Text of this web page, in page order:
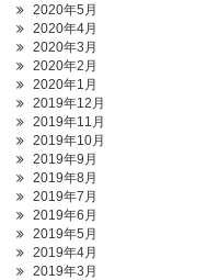
2020年5月
2020年4月
2020年3月
2020年2月
2020年1月
2019年12月
2019年11月
2019年10月
2019年9月
2019年8月
2019年7月
2019年6月
2019年5月
2019年4月
2019年3月